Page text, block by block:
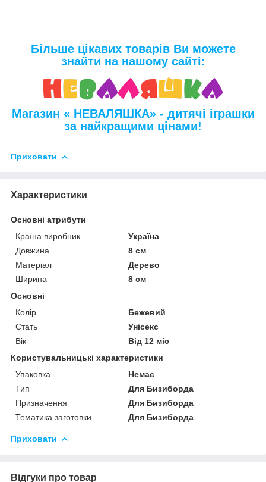
Більше цікавих товарів Ви можете
знайти на нашому сайті:
Магазин « НЕВАЛЯШКА» - дитячі іграшки
за найкращими цінами!
Приховати
Характеристики
Основні атрибути
Країна виробник
Україна
Довжина
8 см
Матеріал
Дерево
Ширина
8 см
Основні
Колір
Бежевий
Стать
Унісекс
Вік
Від 12 міс
Користувальницькі характеристики
Упаковка
Немає
Тип
Для Бизиборда
Призначення
Для Бизиборда
Тематика заготовки
Для Бизиборда
Приховати
Відгуки про товар